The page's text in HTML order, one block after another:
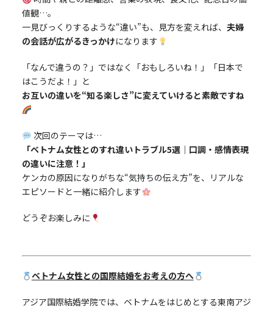
値観…。
一見びっくりするような“違い”も、見方を変えれば、 夫婦
の会話が広がるきっかけになります
「なんで違うの？」ではなく「おもしろいね！」「日本で
はこうだよ！」と
お互いの違いを“知る楽しさ”に変えていけると素敵ですね
次回のテーマは…
「ベトナム女性とのすれ違いトラブル5選｜口調・感情表現
の違いに注意！」
ケンカの原因になりがちな“気持ちの伝え方”を、リアルな
エピソードと一緒に紹介します
どうぞお楽しみに
ベトナム女性との国際結婚をお考えの方へ
アジア国際結婚学院では、ベトナムをはじめとする東南アジ